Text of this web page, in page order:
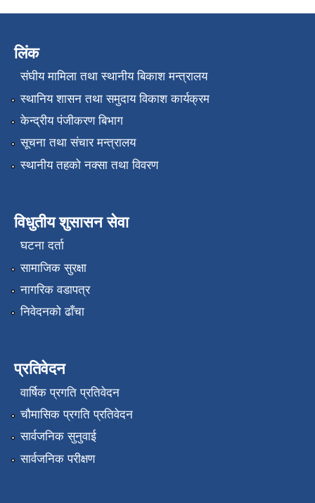
लिंक
संघीय मामिला तथा स्थानीय बिकाश मन्त्रालय
स्थानिय शासन तथा समुदाय विकाश कार्यक्रम
केन्द्रीय पंजीकरण बिभाग
सूचना तथा संचार मन्त्रालय
स्थानीय तहको नक्सा तथा विवरण
विधुतीय शुसासन सेवा
घटना दर्ता
सामाजिक सुरक्षा
नागरिक वडापत्र
निवेदनको ढाँचा
प्रतिवेदन
वार्षिक प्रगति प्रतिवेदन
चौमासिक प्रगति प्रतिवेदन
सार्वजनिक सुनुवाई
सार्वजनिक परीक्षण